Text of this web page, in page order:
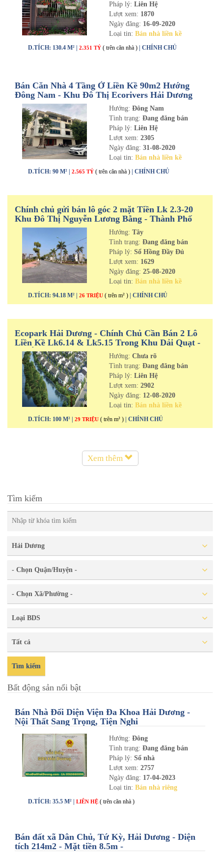
Pháp lý: Liên Hệ
Lượt xem: 1870
Ngày đăng: 16-09-2020
Loại tin: Bán nhà liền kề
D.TÍCH: 130.4 M² | 2.351 TỶ ( trên căn nhà ) | CHÍNH CHỦ
Bán Căn Nhà 4 Tầng Ở Liền Kề 90m2 Hướng
Đông Nam - Khu Đô Thị Ecorivers Hải Dương
Hướng: Đông Nam
Tình trạng: Đang đăng bán
Pháp lý: Liên Hệ
Lượt xem: 2305
Ngày đăng: 31-08-2020
Loại tin: Bán nhà liền kề
D.TÍCH: 90 M² | 2.565 TỶ ( trên căn nhà ) | CHÍNH CHỦ
Chính chủ gửi bán lô góc 2 mặt Tiền Lk 2.3-20
Khu Đô Thị Nguyễn Lương Bằng - Thành Phố
Hải Dương
Hướng: Tây
Tình trạng: Đang đăng bán
Pháp lý: Sổ Hồng Đầy Đủ
Lượt xem: 1629
Ngày đăng: 25-08-2020
Loại tin: Bán nhà liền kề
D.TÍCH: 94.18 M² | 26 TRIỆU ( trên m² ) | CHÍNH CHỦ
Ecopark Hải Dương - Chính Chủ Cần Bán 2 Lô
Liền Kề Lk6.14 & Lk5.15 Trong Khu Dải Quạt -
Dự Án Ecorivers Hải Dương
Hướng: Chưa rõ
Tình trạng: Đang đăng bán
Pháp lý: Liên Hệ
Lượt xem: 2902
Ngày đăng: 12-08-2020
Loại tin: Bán nhà liền kề
D.TÍCH: 100 M² | 29 TRIỆU ( trên m² ) | CHÍNH CHỦ
Xem thêm
Tìm kiếm
Hải Dương
- Chọn Quận/Huyện -
- Chọn Xã/Phường -
Loại BDS
Tất cả
Tìm kiếm
Bất động sản nổi bật
Bán Nhà Đối Diện Viện Đa Khoa Hải Dương -
Nội Thất Sang Trọng, Tiện Nghi
Hướng: Đông
Tình trạng: Đang đăng bán
Pháp lý: Sổ nhà
Lượt xem: 2757
Ngày đăng: 17-04-2023
Loại tin: Bán nhà riêng
D.TÍCH: 35.5 M² | LIÊN HỆ ( trên căn nhà )
Bán đất xã Dân Chủ, Tứ Kỳ, Hải Dương - Diện
tích 214m2 - Mặt tiền 8.5m -